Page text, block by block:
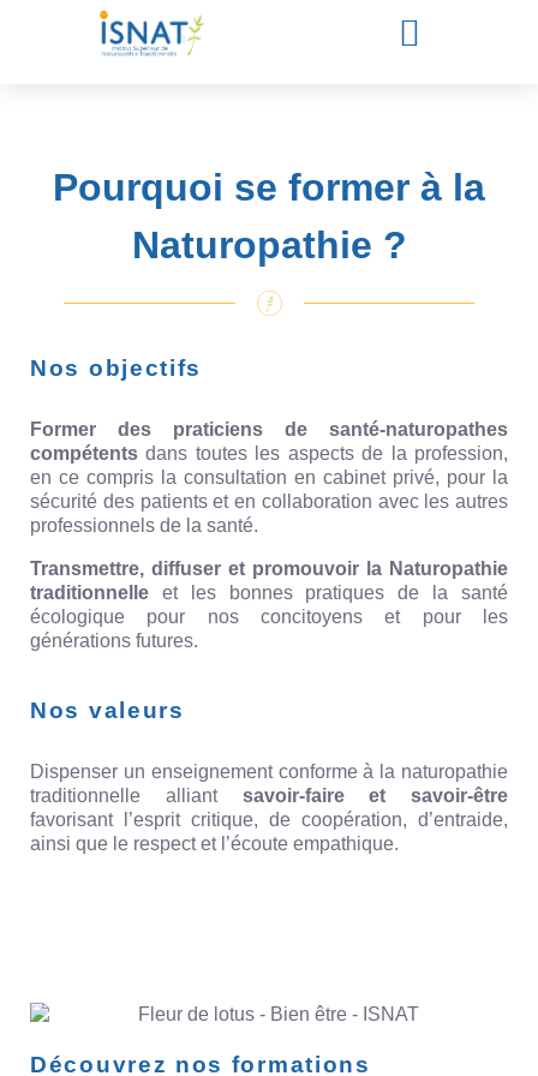
Pourquoi se former à la
Naturopathie ?
Nos objectifs
Former des praticiens de santé-naturopathes
compétents dans toutes les aspects de la profession,
en ce compris la consultation en cabinet privé, pour la
sécurité des patients et en collaboration avec les autres
professionnels de la santé.
Transmettre, diffuser et promouvoir la Naturopathie
traditionnelle et les bonnes pratiques de la santé
écologique pour nos concitoyens et pour les
générations futures.
Nos valeurs
Dispenser un enseignement conforme à la naturopathie
traditionnelle alliant savoir-faire et savoir-être
favorisant l’esprit critique, de coopération, d’entraide,
ainsi que le respect et l’écoute empathique.
Découvrez nos formations